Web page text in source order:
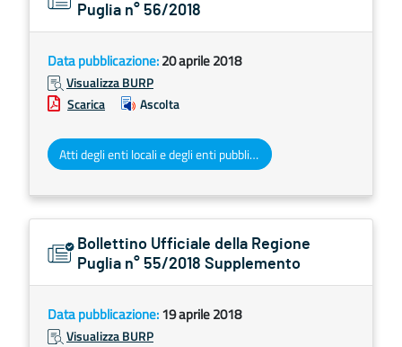
Puglia n° 56/2018
Data pubblicazione:20 aprile 2018
Visualizza BURP
Scarica
Ascolta
Atti degli enti locali e degli enti pubblici e privati
Bollettino Ufficiale della Regione
Puglia n° 55/2018 Supplemento
Data pubblicazione:19 aprile 2018
Visualizza BURP